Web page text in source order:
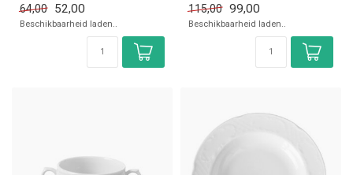
✓ Ø8,7cm
x Excl...
64,00 52,00
Beschikbaarheid laden..
115,00 99,00
Beschikbaarheid laden..